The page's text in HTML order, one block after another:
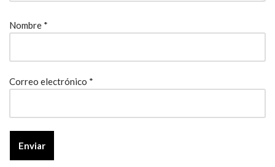
Nombre *
Correo electrónico *